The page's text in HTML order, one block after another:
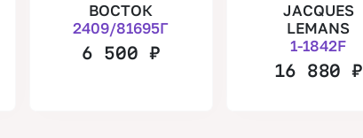
ВОСТОК
2409/81695Г
6 500 ₽
JACQUES
LEMANS
1-1842F
16 880₽